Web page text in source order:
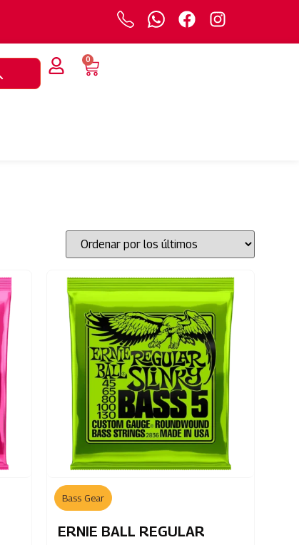
0
Bass Gear
ERNIE BALL REGULAR